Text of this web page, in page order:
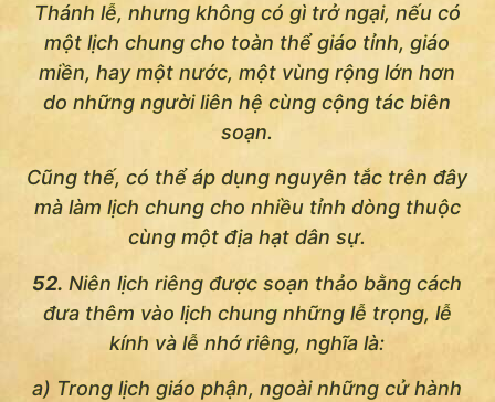
Thánh lễ, nhưng không có gì trở ngại, nếu có
một lịch chung cho toàn thể giáo tỉnh, giáo
miền, hay một nước, một vùng rộng lớn hơn
do những người liên hệ cùng cộng tác biên
soạn.
Cũng thế, có thể áp dụng nguyên tắc trên đây
mà làm lịch chung cho nhiều tỉnh dòng thuộc
cùng một địa hạt dân sự.
52. Niên lịch riêng được soạn thảo bằng cách
đưa thêm vào lịch chung những lễ trọng, lễ
kính và lễ nhớ riêng, nghĩa là:
a) Trong lịch giáo phận, ngoài những cử hành